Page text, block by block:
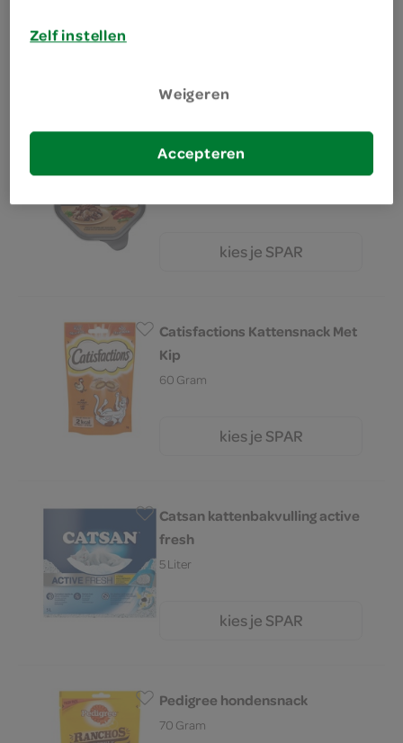
Cesar Hondenvoer Met
kies je SPAR
Catisfactions Kattensnack Met
Kip
60 Gram
kies je SPAR
Catsan kattenbakvulling active
fresh
5 Liter
kies je SPAR
Pedigree hondensnack
70 Gram
Zelf instellen
Weigeren
Accepteren